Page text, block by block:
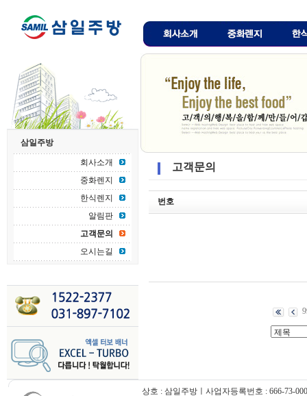
삼일주방
회사소개
중화렌지
한식렌지
알림판
고객문의
오시는길
고객문의
번호
상호 : 삼일주방ㅣ사업자등록번호 : 666-73-